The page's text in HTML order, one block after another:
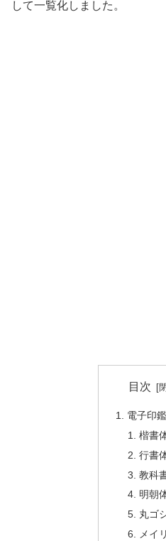
して一覧化しました。
目次
電子印
楷書
行書
教科
明朝
丸ゴ
メイ